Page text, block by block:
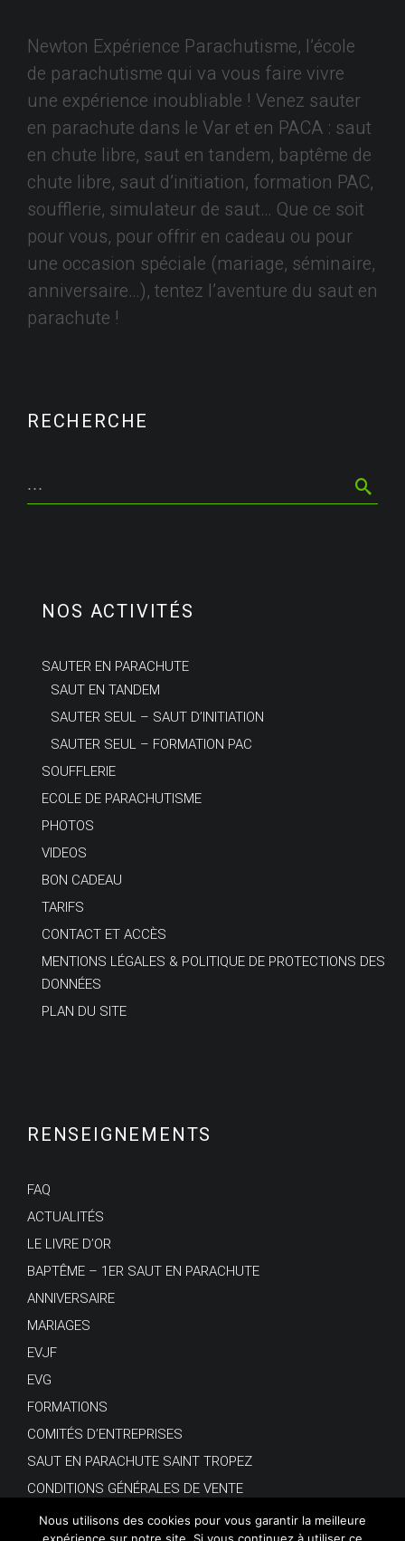
Newton Expérience Parachutisme, l’école
de parachutisme qui va vous faire vivre
une expérience inoubliable ! Venez sauter
en parachute dans le Var et en PACA : saut
en chute libre, saut en tandem, baptême de
chute libre, saut d’initiation, formation PAC,
soufflerie, simulateur de saut… Que ce soit
pour vous, pour offrir en cadeau ou pour
une occasion spéciale (mariage, séminaire,
anniversaire…), tentez l’aventure du saut en
parachute !
RECHERCHE
NOS ACTIVITÉS
SAUTER EN PARACHUTE
SAUT EN TANDEM
SAUTER SEUL – SAUT D’INITIATION
SAUTER SEUL – FORMATION PAC
SOUFFLERIE
ECOLE DE PARACHUTISME
PHOTOS
VIDEOS
BON CADEAU
TARIFS
CONTACT ET ACCÈS
MENTIONS LÉGALES & POLITIQUE DE PROTECTIONS DES
DONNÉES
PLAN DU SITE
RENSEIGNEMENTS
FAQ
ACTUALITÉS
LE LIVRE D’OR
BAPTÊME – 1ER SAUT EN PARACHUTE
ANNIVERSAIRE
MARIAGES
EVJF
EVG
FORMATIONS
COMITÉS D’ENTREPRISES
SAUT EN PARACHUTE SAINT TROPEZ
CONDITIONS GÉNÉRALES DE VENTE
Nous utilisons des cookies pour vous garantir la meilleure